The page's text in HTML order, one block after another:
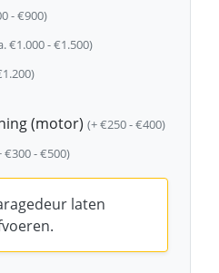
- €900)
€1.000 - €1.500)
(motor) (+ €250 - €400)
€300 - €500)
laten